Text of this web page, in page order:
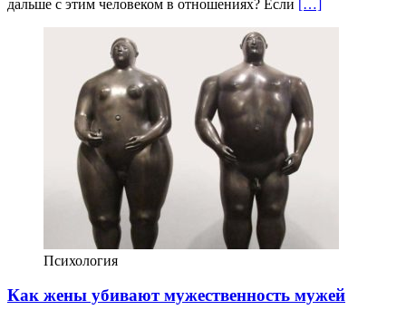
дальше с этим человеком в отношениях? Если […]
Психология
Как жены убивают мужественность мужей